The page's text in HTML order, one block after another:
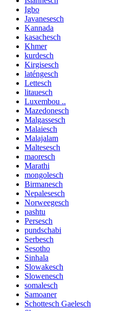
Igbo
Javanesesch
Kannada
kasachesch
Khmer
kurdesch
Kirgisesch
laténgesch
Lettesch
litauesch
Luxembou ..
Mazedonesch
Malgassesch
Malaiesch
Malajalam
Maltesesch
maoresch
Marathi
mongolesch
Birmanesch
Nepalesesch
Norweegesch
pashtu
Persesch
pundschabi
Serbesch
Sesotho
Sinhala
Slowakesch
Slowenesch
somalesch
Samoaner
Schottesch Gaelesch